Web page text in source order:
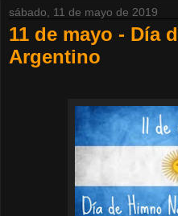
sábado, 11 de mayo de 2019
11 de mayo - Día
Argentino